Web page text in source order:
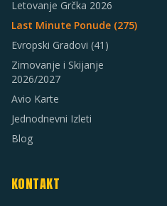
Letovanje Grčka 2026
Last Minute Ponude (275)
Evropski Gradovi (41)
Zimovanje i Skijanje
2026/2027
Avio Karte
Jednodnevni Izleti
Blog
KONTAKT